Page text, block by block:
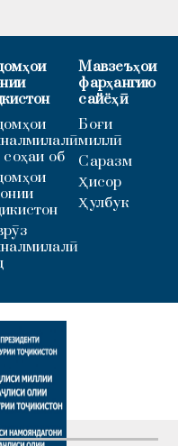
соҳаи об
Мавзеъҳои
фарҳангию
сайёҳӣ
Боғи
миллӣ
Саразм
Ҳисор
Ҳулбук